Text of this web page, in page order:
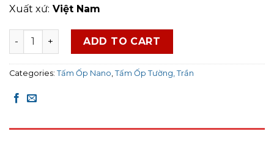
Xuất xứ: Việt Nam
Tấm Ốp Nano Flex FG105 quantity
ADD TO CART
Categories: Tấm Ốp Nano Tấm Ốp Tường, Trần